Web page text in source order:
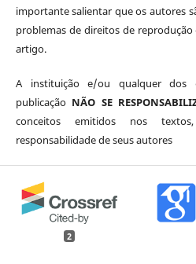
importante salientar que os autores
problemas de direitos de
artigo.
A instituição e/ou qualquer dos
publicação NÃO SE
conceitos emitidos nos
responsabilidade de seus autores
2